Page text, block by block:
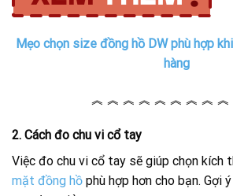
Mẹo chọn size đồng hồ DW phù hợp
hàng
︽ ︽ ︽ ︽ ︽ ︽ ︽ ︽ ︽
2. Cách đo chu vi cổ tay
Việc đo chu vi cổ tay sẽ giúp chọn kích
mặt đồng hồ phù hợp hơn cho bạn. Gợi